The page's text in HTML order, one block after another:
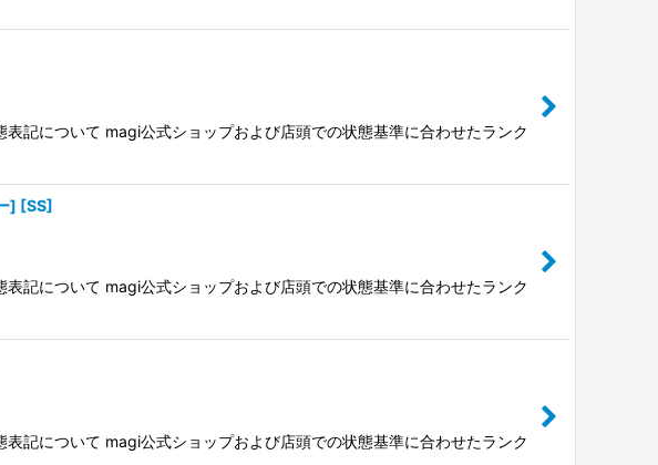
記について magi公式ショップおよび店頭での状態基準に合わせたランク
] [SS]
記について magi公式ショップおよび店頭での状態基準に合わせたランク
記について magi公式ショップおよび店頭での状態基準に合わせたランク